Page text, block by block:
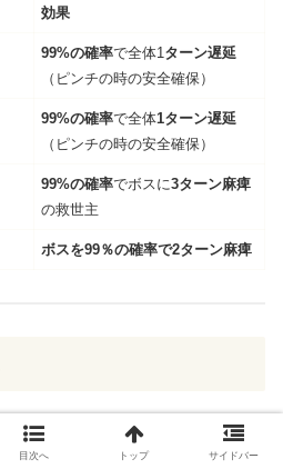
効果
99%の確率で全体1ターン遅延
（ピンチの時の安全確保）
99%の確率で全体1ターン遅延
（ピンチの時の安全確保）
99%の確率でボスに3ターン麻痺
の救世主
ボスを99％の確率で2ターン麻痺
目次へ トップ サイドバー